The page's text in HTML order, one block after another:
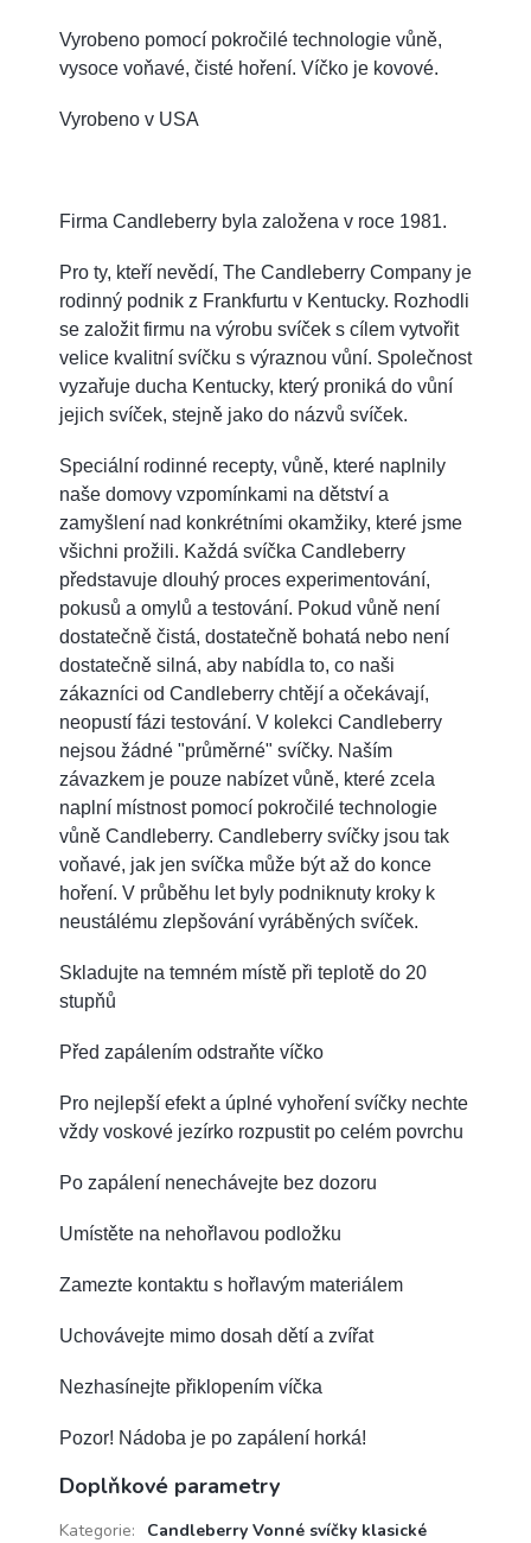
Vyrobeno pomocí pokročilé technologie vůně,
vysoce voňavé, čisté hoření. Víčko je kovové.
Vyrobeno v USA
Firma Candleberry byla založena v roce 1981.
Pro ty, kteří nevědí, The Candleberry Company je
rodinný podnik z Frankfurtu v Kentucky. Rozhodli
se založit firmu na výrobu svíček s cílem vytvořit
velice kvalitní svíčku s výraznou vůní. Společnost
vyzařuje ducha Kentucky, který proniká do vůní
jejich svíček, stejně jako do názvů svíček.
Speciální rodinné recepty, vůně, které naplnily
naše domovy vzpomínkami na dětství a
zamyšlení nad konkrétními okamžiky, které jsme
všichni prožili. Každá svíčka Candleberry
představuje dlouhý proces experimentování,
pokusů a omylů a testování. Pokud vůně není
dostatečně čistá, dostatečně bohatá nebo není
dostatečně silná, aby nabídla to, co naši
zákazníci od Candleberry chtějí a očekávají,
neopustí fázi testování. V kolekci Candleberry
nejsou žádné "průměrné" svíčky. Naším
závazkem je pouze nabízet vůně, které zcela
naplní místnost pomocí pokročilé technologie
vůně Candleberry. Candleberry svíčky jsou tak
voňavé, jak jen svíčka může být až do konce
hoření. V průběhu let byly podniknuty kroky k
neustálému zlepšování vyráběných svíček.
Skladujte na temném místě při teplotě do 20
stupňů
Před zapálením odstraňte víčko
Pro nejlepší efekt a úplné vyhoření svíčky nechte
vždy voskové jezírko rozpustit po celém povrchu
Po zapálení nenechávejte bez dozoru
Umístěte na nehořlavou podložku
Zamezte kontaktu s hořlavým materiálem
Uchovávejte mimo dosah dětí a zvířat
Nezhasínejte přiklopením víčka
Pozor! Nádoba je po zapálení horká!
Doplňkové parametry
Kategorie:
Candleberry Vonné svíčky klasické